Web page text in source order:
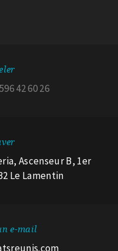
42 60 26
Ascenseur B, 1er
Le Lamentin
e-mail